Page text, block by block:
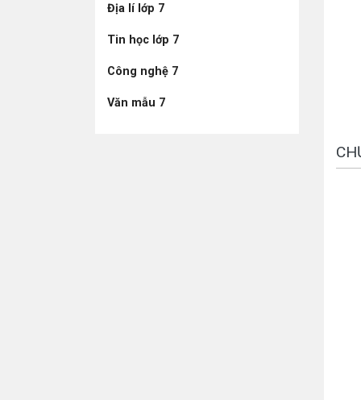
Địa lí lớp 7
Tin học lớp 7
Công nghệ 7
Văn mẫu 7